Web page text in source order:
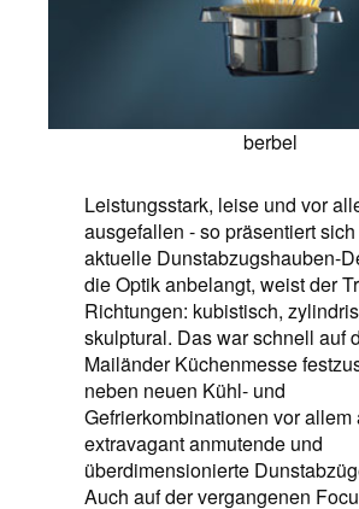
berbel
Leistungsstark, leise und vor
ausgefallen - so präsentiert
aktuelle Dunstabzugshauben-
die Optik anbelangt, weist der
Richtungen: kubistisch,
skulptural. Das war schnell auf
Mailänder Küchenmesse
neben neuen Kühl- und
Gefrierkombinationen vor allem
extravagant anmutende und
überdimensionierte
Auch auf der vergangenen